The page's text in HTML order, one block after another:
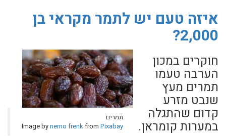
איזה טעם יש לתמר מקראי בן
2,000?
תמרים
Image bynemo frenkfrom Pixabay
חוקרים במכון
הערבה טעמו
תמרים מעץ
שנבט מזרע
קדום שהתגלה
במערות קומראן.